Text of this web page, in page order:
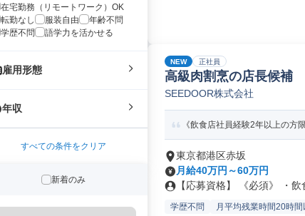
在宅勤務（リモートワーク）OK
転勤なし
服装自由
年齢不問
学歴不問
語学力を活かせる
雇用形態
年収
すべての条件をクリア
新着のみ
NEW 正社員
高級肉割烹の店長候補
SEEDOOR株式会社
《飲食店社員経験2年以上の方
東京都港区赤坂
月給40万円～60万円
【応募資格】 《必須》 ・
学歴不問 月平均残業時間20時間